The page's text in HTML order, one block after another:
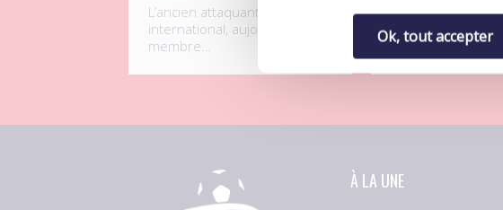
Ok, tout accepter
L’ancien attaquant
international, aujourd’hui
membre…
Septième match de
préparation pour…
À LA UNE